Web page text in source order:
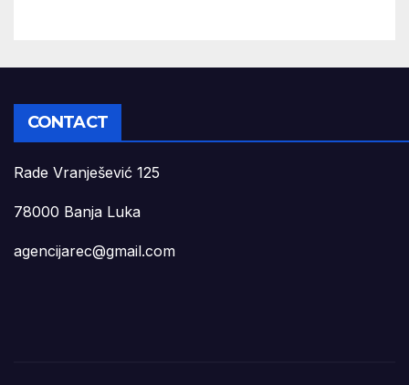
CONTACT
Rade Vranješević 125
78000 Banja Luka
agencijarec@gmail.com